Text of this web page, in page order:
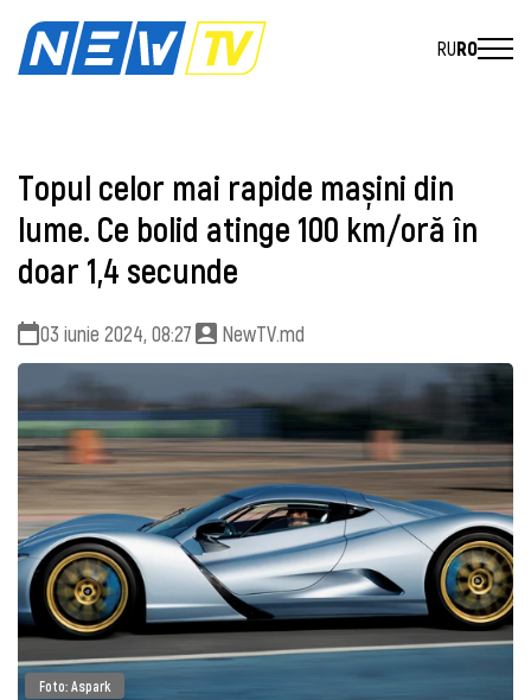
RURO
Topul celor mai rapide mașini din
lume. Ce bolid atinge 100 km/oră în
doar 1,4 secunde
03 iunie 2024, 08:27 NewTV.md
Foto: Aspark